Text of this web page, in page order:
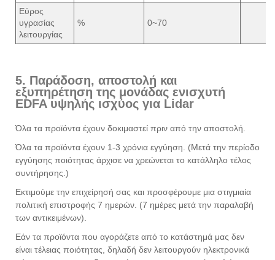
Εύρος
υγρασίας
λειτουργίας
% 0~70
5. Παράδοση, αποστολή και
εξυπηρέτηση της μονάδας ενισχυτή
EDFA υψηλής ισχύος για Lidar
Όλα τα προϊόντα έχουν δοκιμαστεί πριν από την αποστολή.
Όλα τα προϊόντα έχουν 1-3 χρόνια εγγύηση. (Μετά την περίοδο
εγγύησης ποιότητας άρχισε να χρεώνεται το κατάλληλο τέλος
συντήρησης.)
Εκτιμούμε την επιχείρησή σας και προσφέρουμε μια στιγμιαία
πολιτική επιστροφής 7 ημερών. (7 ημέρες μετά την παραλαβή
των αντικειμένων).
Εάν τα προϊόντα που αγοράζετε από το κατάστημά μας δεν
είναι τέλειας ποιότητας, δηλαδή δεν λειτουργούν ηλεκτρονικά